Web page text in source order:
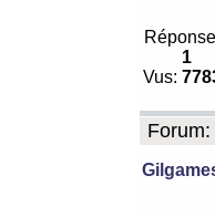
1
Vus:
Forum: